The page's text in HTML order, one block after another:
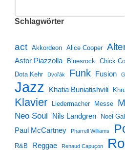
Schlagwörter
act Akkordeon Alice Cooper
Astor Piazzolla Bluesrock Chick
Dota Kehr
Dvořák Funk Fusion
Jazz Khatia Buniatishvili
Klavier Liedermacher Messe
Neo Soul Nils Landgren Noel
Paul McCartney Pharrell Williams
R&B Reggae Renaud Capuçon